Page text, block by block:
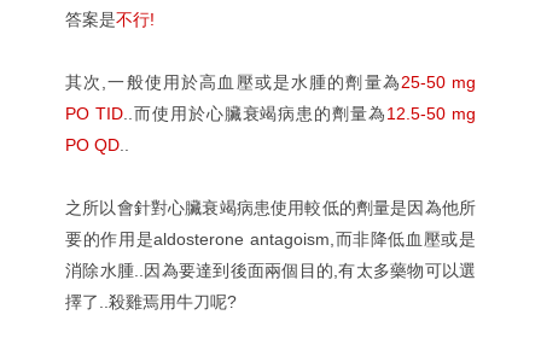
答案是不行!
其次,一般使用於高血壓或是水腫的劑量為25-50 mg
PO TID..而使用於心臟衰竭病患的劑量為12.5-50 mg
PO QD
之所以會針對心臟衰竭病患使用較低的劑量是因為他所
要的作用是aldosterone antagoism,而非降低血壓或是
消除水腫..因為要達到後面兩個目的,有太多藥物可以選
擇了..殺雞焉用牛刀呢?